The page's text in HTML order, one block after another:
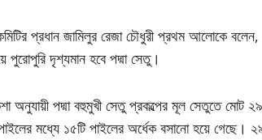
প্রধান জামিলুর রেজা চৌধুরী প্রথম আলোকে
পুরোপুরি দৃশ্যমান হবে পদ্মা সেতু।
অনুযায়ী পদ্মা বহুমুখী সেতু প্রকল্পের মূল সেতুতে মোট
মধ্যে ১৫টি পাইলের অর্ধেক বসানো হয়ে গেছে।